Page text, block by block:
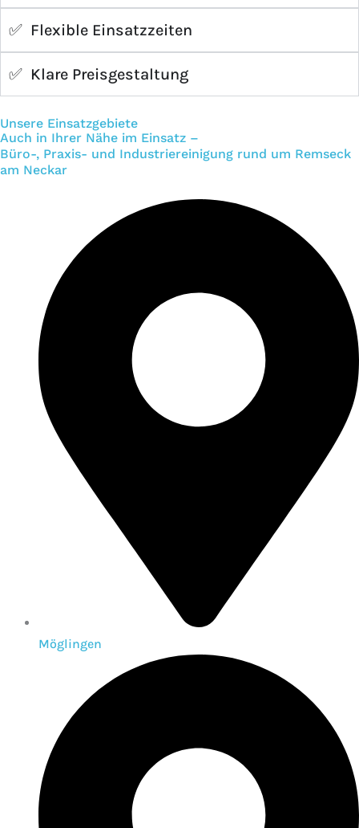
✅ Flexible Einsatzzeiten
✅ Klare Preisgestaltung
Unsere Einsatzgebiete
Auch in Ihrer Nähe im Einsatz –
Büro-, Praxis- und Industriereinigung rund um Remseck
am Neckar
Möglingen